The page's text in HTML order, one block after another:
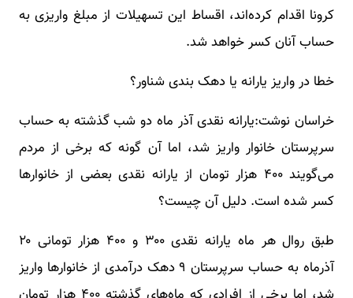
کرونا اقدام کرده‌اند، اقساط این تسهیلات از مبلغ واریزی به
حساب آنان کسر خواهد شد.
خطا در واریز یارانه یا دهک بندی شناور؟
خراسان نوشت:یارانه نقدی آذر ماه دو شب گذشته به حساب
سرپرستان خانوار واریز شد، اما آن گونه که برخی از مردم
می‌گویند ۴۰۰ هزار تومان از یارانه نقدی بعضی از خانوارها
کسر شده است. دلیل آن چیست؟
طبق روال هر ماه یارانه نقدی ۳۰۰ و ۴۰۰ هزار تومانی ۲۰
آذرماه به حساب سرپرستان ۹ دهک درآمدی از خانوارها واریز